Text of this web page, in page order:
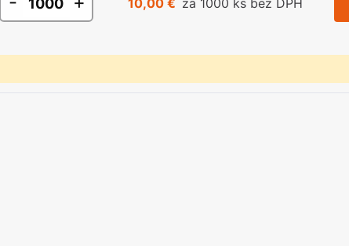
10,00 € za 1000 ks bez DPH